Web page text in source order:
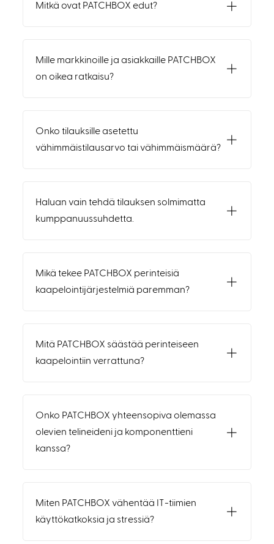
Mitkä ovat PATCHBOX edut?
Mille markkinoille ja asiakkaille PATCHBOX
on oikea ratkaisu?
Onko tilauksille asetettu
vähimmäistilausarvo tai vähimmäismäärä?
Haluan vain tehdä tilauksen solmimatta
kumppanuussuhdetta.
Mikä tekee PATCHBOX perinteisiä
kaapelointijärjestelmiä paremman?
Mitä PATCHBOX säästää perinteiseen
kaapelointiin verrattuna?
Onko PATCHBOX yhteensopiva olemassa
olevien telineideni ja komponenttieni
kanssa?
Miten PATCHBOX vähentää IT-tiimien
käyttökatkoksia ja stressiä?